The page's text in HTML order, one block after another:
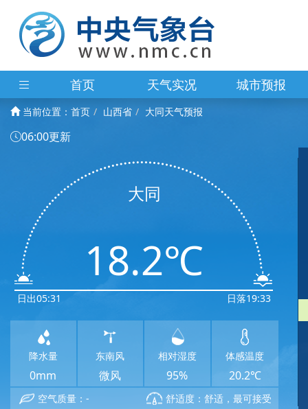
首页 天气实况 城市预报
当前位置： 首页 山西省 大同天气预报
06:00更新
日出05:31
大同
18.2℃
日落19:33
降水量
0mm
东南风
微风
相对湿度
95%
体感温度
20.2℃
空气质量：- 舒适度：舒适，最可接受